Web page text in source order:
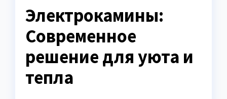
Электрокамины:
Современное
решение для уюта и
тепла